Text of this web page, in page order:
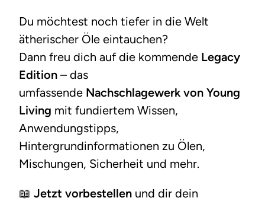
Du möchtest noch tiefer in die Welt
ätherischer Öle eintauchen?
Dann freu dich auf die kommende Legacy
Edition – das
umfassende Nachschlagewerk von Young
Living mit fundiertem Wissen,
Anwendungstipps,
Hintergrundinformationen zu Ölen,
Mischungen, Sicherheit und mehr.
📖Jetzt vorbestellen und dir dein